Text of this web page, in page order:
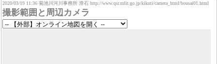
2020/03/19 11:36 菊池川河川事務所 滑石 http://www.qsr.mlit.go.jp/kikuti/camera_html/bousai01.html
撮影範囲と周辺カメラ